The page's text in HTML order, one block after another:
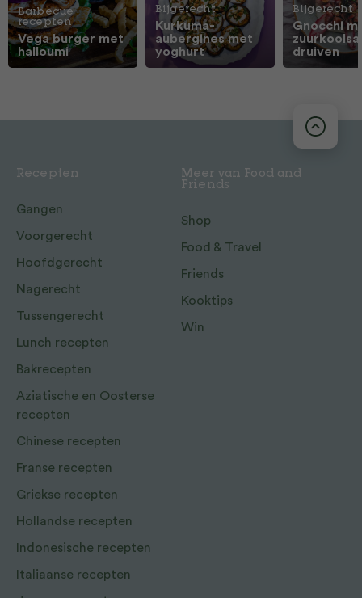
Barbecue
recepten
Vega burger met
halloumi
Bijgerecht
Kurkuma-
aubergines met
yoghurt
Bijgerecht
Gnocchi
druiven
Recepten
Gangen
Voorgerecht
Hoofdgerecht
Nagerecht
Tussengerecht
Lunch recepten
Bakrecepten
Aziatische en Oosterse
recepten
Chinese recepten
Franse recepten
Griekse recepten
Hollandse recepten
Indonesische recepten
Italiaanse recepten
Meer van Food and
Friends
Shop
Food & Travel
Friends
Kooktips
Win